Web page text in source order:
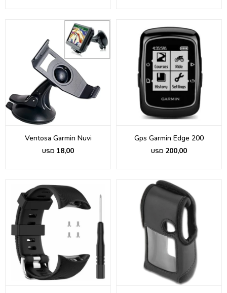
Ventosa Garmin Nuvi
USD 18,00
Gps Garmin Edge 200
USD 200,00